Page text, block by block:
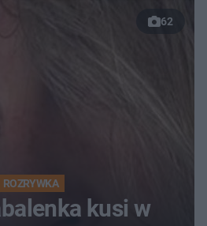
62
ROZRYWKA
kusi w